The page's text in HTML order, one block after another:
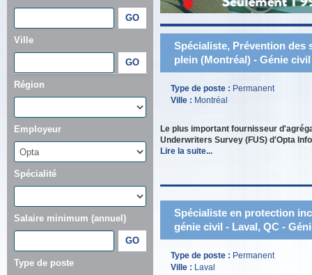
Ville
Région
Employeur
Spécialité
Salaire minimum (annuel)
Type de poste
Spécialiste, Prévention des
plein (Montréal) - Génie
Type de poste : Permanent
Ville : Montréal
Le plus important fournisseur
Underwriters Survey (FUS) d'Opta
Lire la suite...
Spécialiste en protection
génie civil - Laval, QC -
Type de poste : Permanent
Ville : Laval